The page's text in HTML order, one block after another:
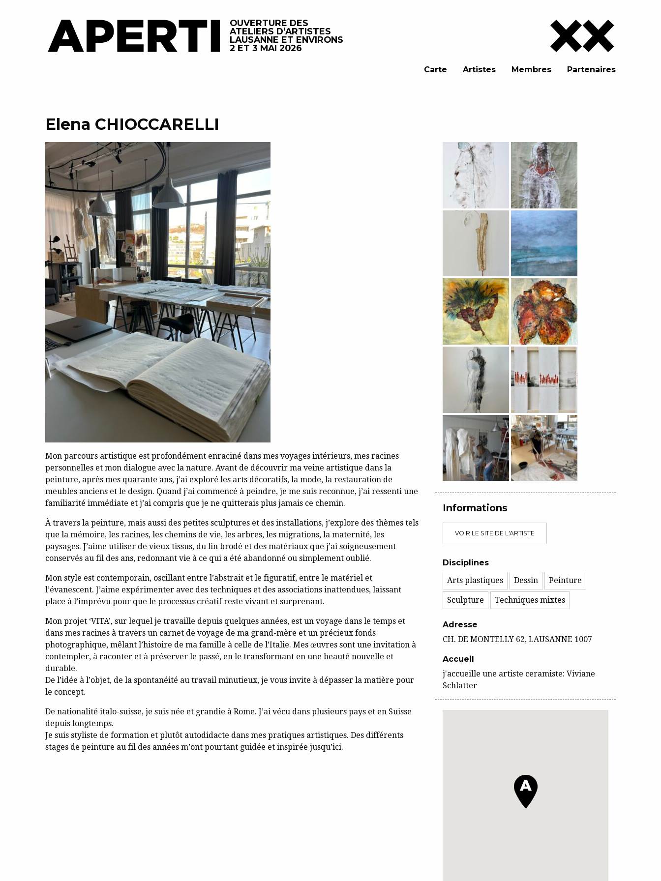
OUVERTURE DES
ATELIERS D’ARTISTES
LAUSANNE ET ENVIRONS
2 ET 3 MAI 2026
Carte Artistes Membres Partenaires
Elena CHIOCCARELLI
Mon parcours artistique est profondément enraciné dans mes voyages intérieurs, mes racines
personnelles et mon dialogue avec la nature. Avant de découvrir ma veine artistique dans la
peinture, après mes quarante ans, j’ai exploré les arts décoratifs, la mode, la restauration de
meubles anciens et le design. Quand j’ai commencé à peindre, je me suis reconnue, j’ai ressenti une
familiarité immédiate et j’ai compris que je ne quitterais plus jamais ce chemin.
À travers la peinture, mais aussi des petites sculptures et des installations, j’explore des thèmes tels
que la mémoire, les racines, les chemins de vie, les arbres, les migrations, la maternité, les
paysages. J’aime utiliser de vieux tissus, du lin brodé et des matériaux que j’ai soigneusement
conservés au fil des ans, redonnant vie à ce qui a été abandonné ou simplement oublié.
Mon style est contemporain, oscillant entre l’abstrait et le figuratif, entre le matériel et
l’évanescent. J’aime expérimenter avec des techniques et des associations inattendues, laissant
place à l’imprévu pour que le processus créatif reste vivant et surprenant.
Mon projet ‘VITA’, sur lequel je travaille depuis quelques années, est un voyage dans le temps et
dans mes racines à travers un carnet de voyage de ma grand-mère et un précieux fonds
photographique, mêlant l’histoire de ma famille à celle de l’Italie. Mes œuvres sont une invitation à
contempler, à raconter et à préserver le passé, en le transformant en une beauté nouvelle et
durable.
De l’idée à l’objet, de la spontanéité au travail minutieux, je vous invite à dépasser la matière pour
le concept.
De nationalité italo-suisse, je suis née et grandie à Rome. J’ai vécu dans plusieurs pays et en Suisse
depuis longtemps.
Je suis styliste de formation et plutôt autodidacte dans mes pratiques artistiques. Des différents
stages de peinture au fil des années m’ont pourtant guidée et inspirée jusqu’ici.
Informations
VOIR LE SITE DE L'ARTISTE
Disciplines
Arts plastiques
Dessin Peinture
Sculpture Techniques mixtes
Adresse
CH. DE MONTELLY 62, LAUSANNE 1007
Accueil
j'accueille une artiste ceramiste: Viviane
Schlatter